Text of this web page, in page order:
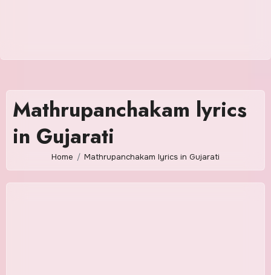
Mathrupanchakam lyrics
in Gujarati
Home Mathrupanchakam lyrics in Gujarati